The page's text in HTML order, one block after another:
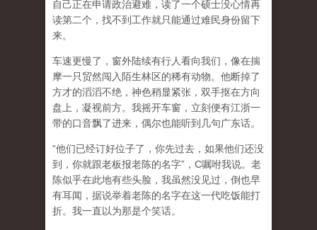
自己正在申请政治避难，读了一个硕士没心情再
读第二个，找不到工作就只能通过难民身份留下
来。
车速更慢了，窗外陆续有行人看向我们，像在揣
摩一只贸然闯入陌生林区的稀有动物。他断掉了
方才的滔滔不绝，神色稍显紧张，双手抠在方向
盘上，凝视前方。我摇开车窗，立刻便有江浙一
带的口音飘了进来，偶尔也能听到几句广东话。
“他们已经订好位子了，你先过去，如果他们还没
到，你就跟老板报老陈的名字”，C嘱咐我说。老
陈似乎在此地有些头脸，我虽然没见过，倒也早
有耳闻，据说举着老陈的名字在这一代吃饭能打
折。我一直以为那是个笑话。